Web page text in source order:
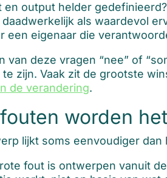
en output helder
als waardevol
een eigenaar die
van deze vragen “nee” of
zijn. Vaak zit de grootste
de verandering.
worden
lijkt soms eenvoudiger
fout is ontwerpen vanuit